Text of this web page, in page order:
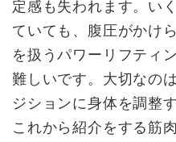
定感も失われます。い
ていても、腹圧がかけ
を扱うパワーリフティ
難しいです。大切なの
ジションに身体を調整
これから紹介をする筋